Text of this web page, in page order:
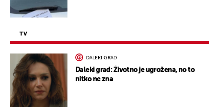
TV
DALEKI GRAD
Daleki grad: Životno je ugrožena, no to
nitko ne zna